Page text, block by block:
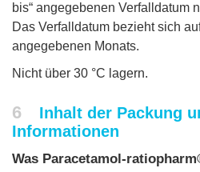
bis“ angegebenen Verfalldatum
Das Verfalldatum bezieht sich
angegebenen Monats.
Nicht über 30 °C lagern.
6
Inhalt der Packung
Informationen
Was Paracetamol-